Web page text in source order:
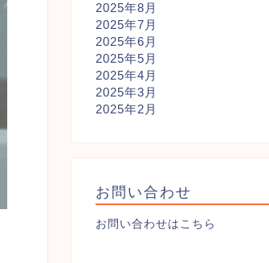
2025年8月
2025年7月
2025年6月
2025年5月
2025年4月
2025年3月
2025年2月
お問い合わせ
お問い合わせはこちら